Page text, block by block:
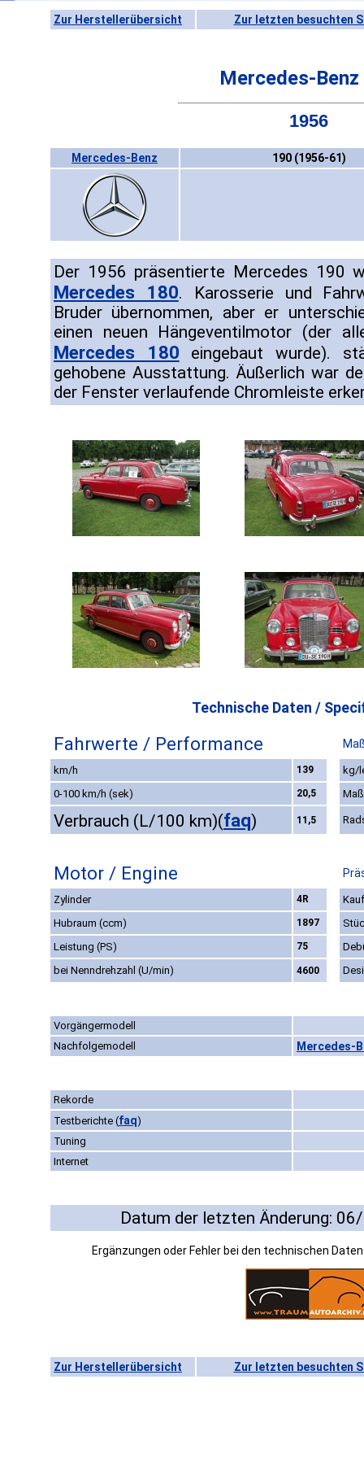
Zur Herstellerübersicht Zur letzten besuchten
Mercedes-
1956
Mercedes-Benz 190 (1956-61)
Der 1956 präsentierte Mercedes 190
Mercedes 180. Karosserie und
Bruder übernommen, aber er
einen neuen Hängeventilmotor (der
Mercedes 180 eingebaut wurde).
gehobene Ausstattung. Äußerlich war
der Fenster verlaufende Chromleiste
Technische Daten /
Fahrwerte / Performance
km/h 139
kg/
0-100 km/h (sek)
20,5
Verbrauch (L/100 km)(faq) 11,5
Motor / Engine
Zylinder 4R
Hubraum (ccm)
1897
Leistung (PS)
75
bei Nenndrehzahl (U/min)
4600
Vorgängermodell
Nachfolgemodell
Mercedes-
Rekorde
Testberichte (faq)
Tuning
Internet
Datum der letzten Änderung:
Ergänzungen oder Fehler bei den technischen
Zur Herstellerübersicht Zur letzten besuchten